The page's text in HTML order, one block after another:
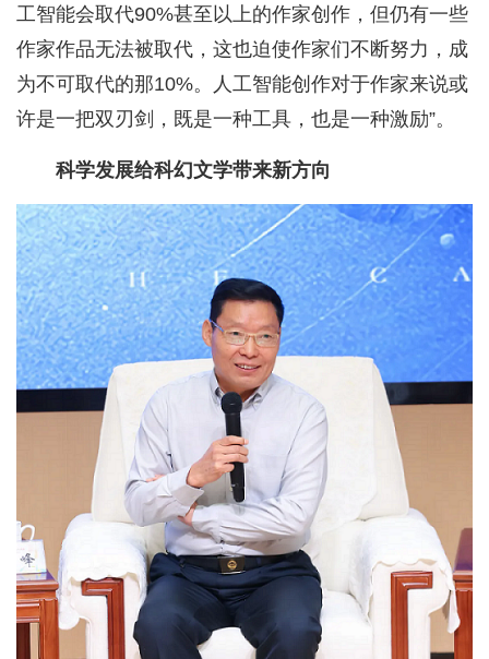
工智能会取代90%甚至以上的作家创作，但仍有一些
作家作品无法被取代，这也迫使作家们不断努力，成
为不可取代的那10%。人工智能创作对于作家来说或
许是一把双刃剑，既是一种工具，也是一种激励”。
科学发展给科幻文学带来新方向